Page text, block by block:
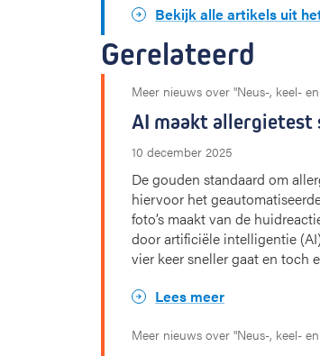
Bekijk alle artikels uit
Gerelateerd
Meer nieuws over "Neus-, keel-
AI maakt allergietest
10 december 2025
De gouden standaard om
hiervoor het
foto’s maakt van de
door artificiële intelligentie
vier keer sneller gaat en toch
Lees meer
Meer nieuws over "Neus-, keel-